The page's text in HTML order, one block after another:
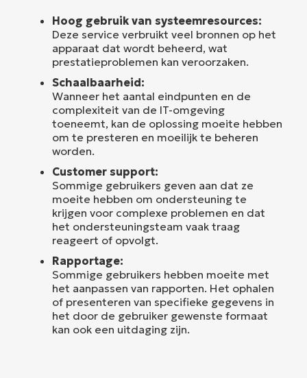
Hoog gebruik van systeemresources:
Deze service verbruikt veel bronnen op het
apparaat dat wordt beheerd, wat
prestatieproblemen kan veroorzaken.
Schaalbaarheid:
Wanneer het aantal eindpunten en de
complexiteit van de IT-omgeving
toeneemt, kan de oplossing moeite hebben
om te presteren en moeilijk te beheren
worden.
Customer support:
Sommige gebruikers geven aan dat ze
moeite hebben om ondersteuning te
krijgen voor complexe problemen en dat
het ondersteuningsteam vaak traag
reageert of opvolgt.
Rapportage:
Sommige gebruikers hebben moeite met
het aanpassen van rapporten. Het ophalen
of presenteren van specifieke gegevens in
het door de gebruiker gewenste formaat
kan ook een uitdaging zijn.